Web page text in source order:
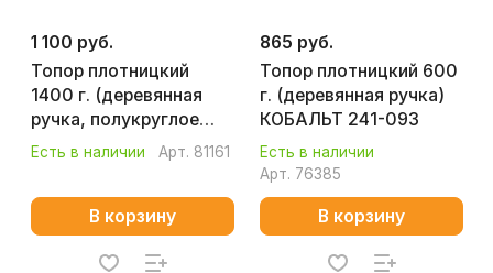
1 100 руб.
Топор плотницкий
1400 г. (деревянная
ручка, полукруглое
лезвие) КОБАЛЬТ
МАСТЕР 906-692
Есть в наличии Арт. 81161
В корзину
865 руб.
Топор плотницкий 600
г. (деревянная ручка)
КОБАЛЬТ 241-093
Есть в наличии
Арт. 76385
В корзину